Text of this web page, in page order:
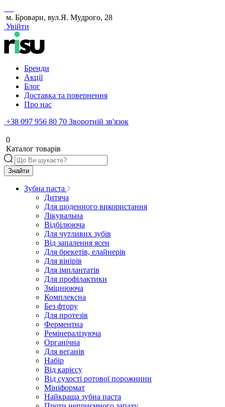
м. Бровари, вул.Я. Мудрого, 28
Увійти
Бренди
Акції
Блог
Доставка та повернення
Про нас
+38 097 956 80 70 Зворотній зв'язок
0
Каталог товарів
Знайти
Зубна паста
Дитяча
Для щоденного використання
Лікувальна
Відбілююча
Для чутливих зубів
Від запалення ясен
Для брекетів, елайнерів
Для вінірів
Для імплантатів
Для профілактики
Зміцнююча
Комплексна
Без фтору
Для протезів
Ферментна
Ремінералізуюча
Органічна
Для веганів
Набір
Від карієсу
Від сухості ротової порожнини
Мініформат
Найкраща зубна паста